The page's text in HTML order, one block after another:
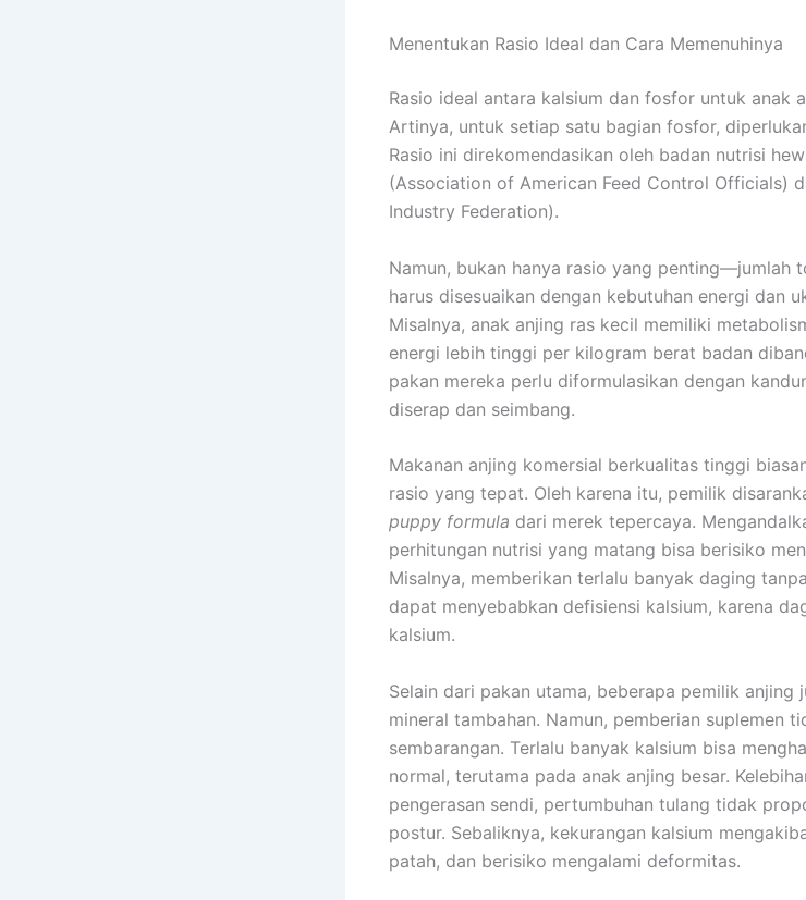
Menentukan Rasio Ideal dan Cara Memenuhinya
Rasio ideal antara kalsium dan fosfor untuk anak
Artinya, untuk setiap satu bagian fosfor,
Rasio ini direkomendasikan oleh badan nutrisi
(Association of American Feed Control Officials)
Industry Federation).
Namun, bukan hanya rasio yang penting—jumlah
harus disesuaikan dengan kebutuhan energi dan
Misalnya, anak anjing ras kecil memiliki
energi lebih tinggi per kilogram berat badan
pakan mereka perlu diformulasikan dengan
diserap dan seimbang.
Makanan anjing komersial berkualitas tinggi
rasio yang tepat. Oleh karena itu, pemilik
puppy formula dari merek tepercaya.
perhitungan nutrisi yang matang bisa berisiko
Misalnya, memberikan terlalu banyak daging
dapat menyebabkan defisiensi kalsium, karena
kalsium.
Selain dari pakan utama, beberapa pemilik anjing
mineral tambahan. Namun, pemberian suplemen
sembarangan. Terlalu banyak kalsium bisa
normal, terutama pada anak anjing besar.
pengerasan sendi, pertumbuhan tulang tidak
postur. Sebaliknya, kekurangan kalsium
patah, dan berisiko mengalami deformitas.